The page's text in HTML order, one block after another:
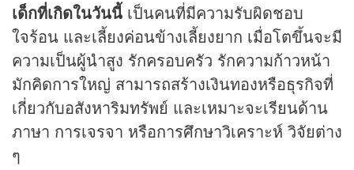
เด็กที่เกิดในวันนี้ เป็นคนที่มีความรับผิดชอบ
ใจร้อน และเลี้ยงค่อนข้างเลี้ยงยาก เมื่อโตขึ้นจะมี
ความเป็นผู้นำสูง รักครอบครัว รักความก้าวหน้า
มักคิดการใหญ่ สามารถสร้างเงินทองหรือธุรกิจที่
เกี่ยวกับอสังหาริมทรัพย์ และเหมาะจะเรียนด้าน
ภาษา การเจรจา หรือการศึกษาวิเคราะห์ วิจัยต่าง
ๆ